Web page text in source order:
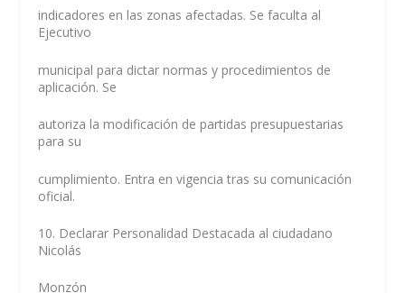
indicadores en las zonas afectadas. Se faculta al
Ejecutivo
municipal para dictar normas y procedimientos de
aplicación. Se
autoriza la modificación de partidas presupuestarias
para su
cumplimiento. Entra en vigencia tras su comunicación
oficial.
10. Declarar Personalidad Destacada al ciudadano
Nicolás
Monzón